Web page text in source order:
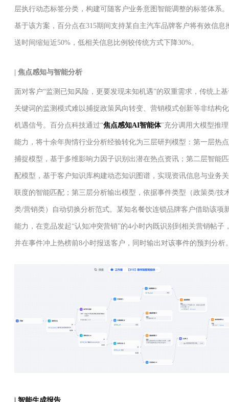
层执行动态标签分类，构建可随客户业务意图智能调整的标签体系。
基于该方案，百分点在315期间支持某自主汽车品牌客户将有效信息
送时间缩短近50%，低相关信息比例较传统方式下降30%。
| 焦点感知与智能分析
面对客户“监测已知风险，更要发现未知机遇”的双重需求，传统上
关键词的监测模式难以捕捉政策风向转变、营销模式创新等非结构化
机遇信号。百分点科技通过“焦点感知AI智能体"充分调用大模型推理
能力，将十余年舆情行业分析经验转化为三层研判模型：第一层热点
捕捉模型，基于多维影响力因子识别出潜在热点资讯；第二层智能匹
配模型，基于客户知识库构建动态知识图谱，实现资讯信息与业务关
联度的智能匹配；第三层分析输出模型，依据事件类型（政策类/技
类/营销类）自动切换分析范式。某知名餐饮连锁品牌客户借助该项
能力，在竞品发起“认知冲突营销”的4小时内既识别到相关营销帖子
并在事件冲上热榜前8小时报送客户，同时输出对该事件的预判分析
| 智能生成报告